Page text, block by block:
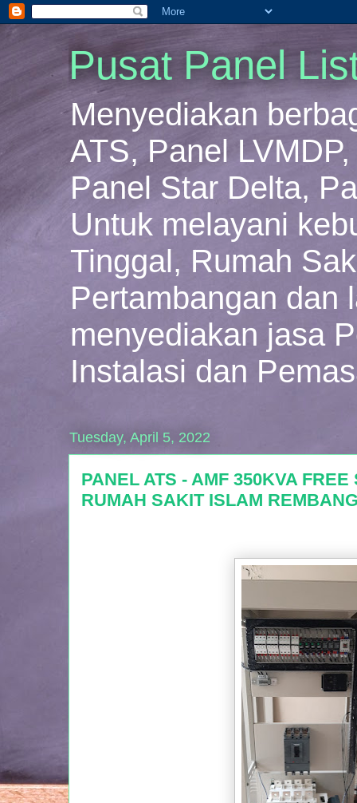
Pusat Panel
Menyediakan
ATS, Panel
Panel Star Delta,
Untuk melayani
Tinggal, Rumah
Pertambangan dan
menyediakan jasa
Instalasi dan
Tuesday, April 5, 2022
PANEL ATS - AMF 350KVA
RUMAH SAKIT ISLAM